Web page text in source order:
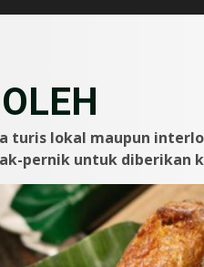
turis lokal maupun
pernik untuk diberikan